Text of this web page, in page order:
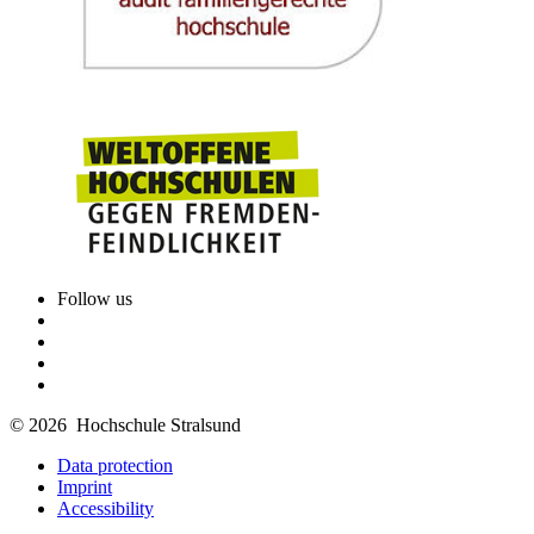
Follow us
© 2026 Hochschule Stralsund
Data protection
Imprint
Accessibility